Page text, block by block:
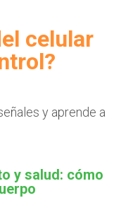
celular
y aprende a
y salud: cómo